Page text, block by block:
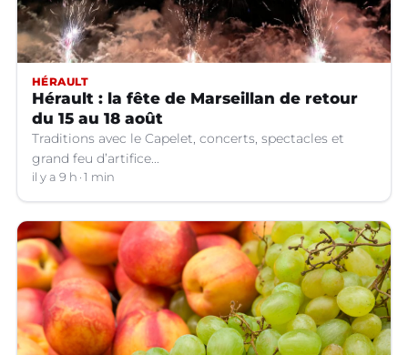
HÉRAULT
Hérault : la fête de Marseillan de retour
du 15 au 18 août
Traditions avec le Capelet, concerts, spectacles et
grand feu d’artifice...
il y a 9 h 1 min